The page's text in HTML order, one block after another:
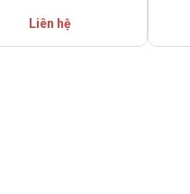
Liên hệ